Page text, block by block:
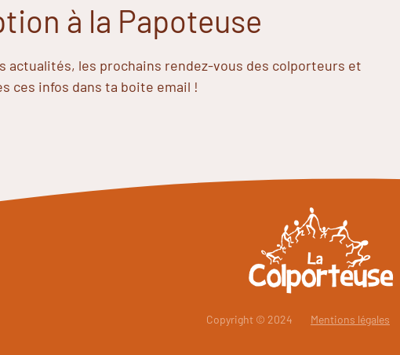
à la Papoteuse
actualités, les prochains rendez-vous des colporteurs et
ces infos dans ta boite email !
Copyright © 2024 Mentions légales